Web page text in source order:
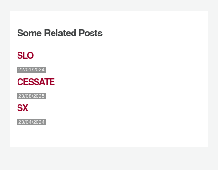
Some Related Posts
SLO
22/01/2024
CESSATE
23/08/2025
SX
23/04/2024